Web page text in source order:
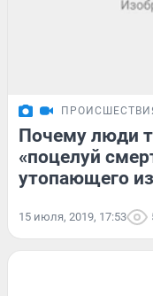
Почему люди
«поцелуй
утопающего
15 июля, 2019, 17:53